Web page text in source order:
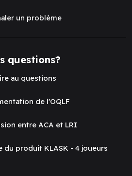
un problème
questions?
au questions
de l'OQLF
entre ACA et LRI
du produit KLASK - 4 joueurs